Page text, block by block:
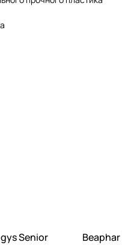
Senior
-25%